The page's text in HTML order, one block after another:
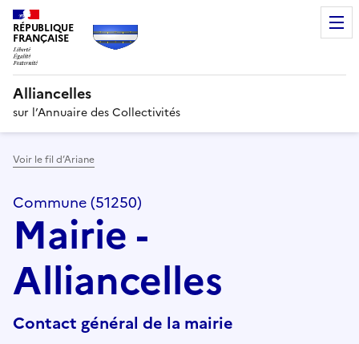
RÉPUBLIQUE
FRANÇAISE
Alliancelles
sur l’Annuaire des Collectivités
Voir le fil d’Ariane
Commune (51250)
Mairie -
Alliancelles
Contact général de la mairie